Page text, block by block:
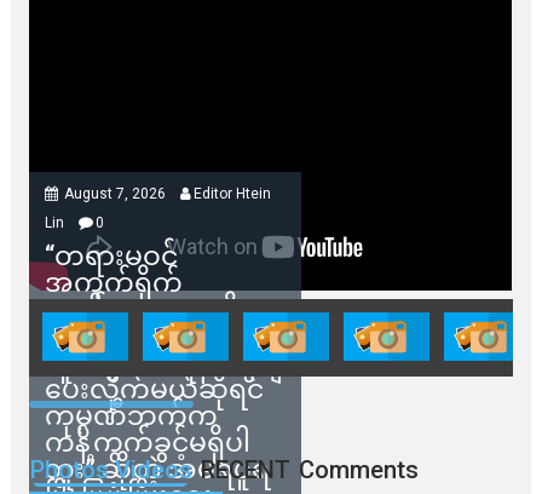
August 7, 2026
Editor Htein
Lin
0
“တရားမဝင်
အကွက်ရိုက်
ရောင်းချမှုတွေကို
သက်ဆိုင်ရာတာဝန်ရှိ
သူတွေက ဂရန်တွေချ
ပေးလိုက်မယ်ဆိုရင်
ကုမ္ပဏီဘက်က
ကန့်ကွက်ခွင့်မရှိပါ
ဘူး” ဆိုတဲ့ အမရပူရ
Photos Videos RECENT Comments